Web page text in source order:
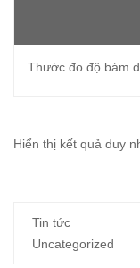
Thước đo độ bám
Hiển thị kết quả duy
Tin tức
Uncategorized